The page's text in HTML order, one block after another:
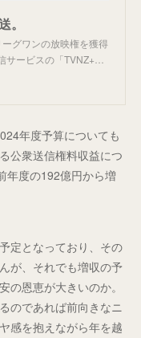
。
グワンの放映権を獲得
サービスの「TVNZ+…
年度予算についても
公衆送信権料収益につ
年度の192億円から増
定となっており、その
が、それでも増収の予
の恩恵が大きいのか。
のであれば前向きなニ
感を抱えながら年を越